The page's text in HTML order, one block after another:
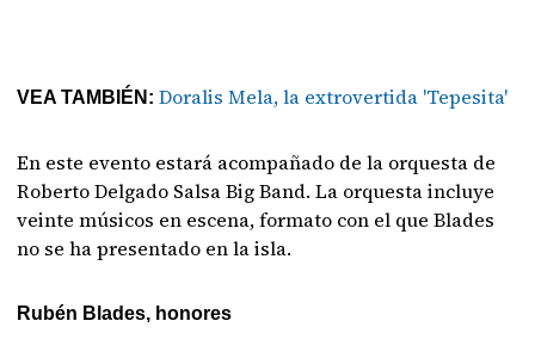
VEA TAMBIÉN:Doralis Mela, la extrovertida 'Tepesita'
En este evento estará acompañado de la orquesta de
Roberto Delgado Salsa Big Band. La orquesta incluye
veinte músicos en escena, formato con el que Blades
no se ha presentado en la isla.
Rubén Blades, honores